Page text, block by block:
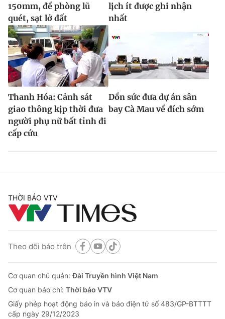
150mm, đề phòng lũ
quét, sạt lở đất
lịch ít được ghi nhận
nhất
Thanh Hóa: Cảnh sát
giao thông kịp thời đưa
người phụ nữ bất tỉnh đi
cấp cứu
Dồn sức đưa dự án sân
bay Cà Mau về đích sớm
THỜI BÁO VTV
Theo dõi báo trên
Cơ quan chủ quản:Đài Truyền hình Việt Nam
Cơ quan báo chí: Thời báo VTV
Giấy phép hoạt động báo in và báo điện tử số 483/GP-BTTTT
cấp ngày 29/12/2023